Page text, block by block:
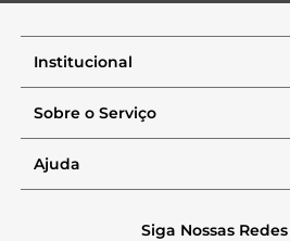
Institucional
Sobre o Serviço
Ajuda
Siga Nossas